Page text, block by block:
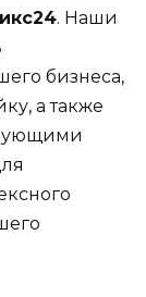
. Наши
бизнеса,
а также